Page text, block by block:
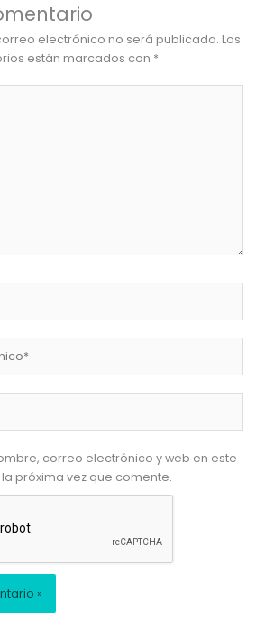
electrónico no será publicada. Los
están marcados con *
correo electrónico y web en este
próxima vez que comente.